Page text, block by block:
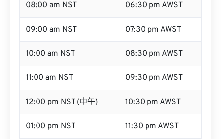
08:00 am NST 06:30 pm AWST
09:00 am NST 07:30 pm AWST
10:00 am NST 08:30 pm AWST
11:00 am NST 09:30 pm AWST
12:00 pm NST (中午) 10:30 pm AWST
01:00 pm NST 11:30 pm AWST